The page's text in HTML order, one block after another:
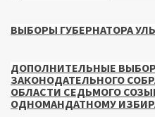
ВЫБОРЫ ГУБЕРНАТОРА
ДОПОЛНИТЕЛЬНЫЕ
ЗАКОНОДАТЕЛЬНОГО
ОБЛАСТИ СЕДЬМОГО
ОДНОМАНДАТНОМУ